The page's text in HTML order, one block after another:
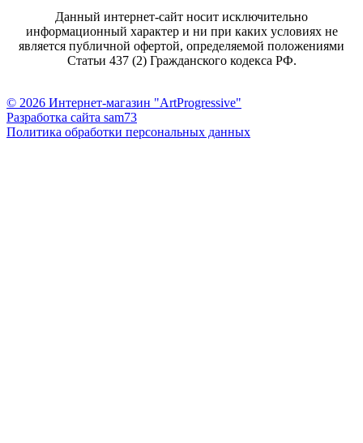
Данный интернет-сайт носит исключительно
информационный характер и ни при каких условиях не
является публичной офертой, определяемой положениями
Статьи 437 (2) Гражданского кодекса РФ.
© 2026 Интернет-магазин "ArtProgressive"
Разработка сайта sam73
Политика обработки персональных данных